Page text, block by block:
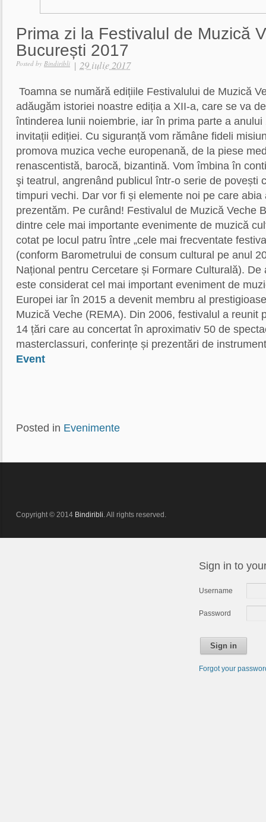
Prima zi la Festivalul de Muzică
București 2017
Posted by Bindiribli | 29 iulie 2017
Toamna se numără edițiile Festivalului de Muzică
adăugăm istoriei noastre ediția a XII-a, care se va
întinderea lunii noiembrie, iar în prima parte a
invitații ediției. Cu siguranță vom rămâne fideli
promova muzica veche europenană, de la piese
renascentistă, barocă, bizantină. Vom îmbina în
şi teatrul, angrenând publicul într-o serie de povești
timpuri vechi. Dar vor fi și elemente noi pe care abia
prezentăm. Pe curând! Festivalul de Muzică Veche
dintre cele mai importante evenimente de muzică
cotat pe locul patru între „cele mai frecventate
(conform Barometrului de consum cultural pe anul
Național pentru Cercetare și Formare Culturală). De
este considerat cel mai important eveniment de
Europei iar în 2015 a devenit membru al
Muzică Veche (REMA). Din 2006, festivalul a reunit
14 țări care au concertat în aproximativ 50 de
masterclassuri, conferințe și prezentări de
Event
Posted in Evenimente
Copyright © 2014 Bindiribli. All rights reserved.
Sign in to
Username
Password
Sign in
Forgot your